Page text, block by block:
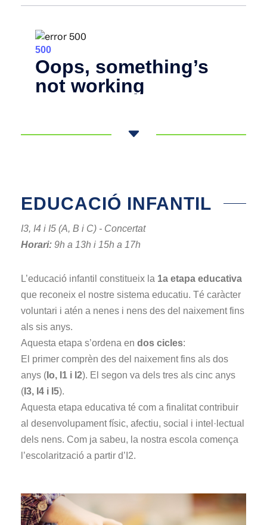
EDUCACIÓ INFANTIL
I3, I4 i I5 (A, B i C) - Concertat
Horari: 9h a 13h i 15h a 17h
L’educació infantil constitueix la 1a etapa educativa
que reconeix el nostre sistema educatiu. Té caràcter
voluntari i atén a nenes i nens des del naixement fins
als sis anys.
Aquesta etapa s’ordena en dos cicles:
El primer comprèn des del naixement fins als dos
anys ( Io, I1 i I2). El segon va dels tres als cinc anys
( I3, I4 i I5).
Aquesta etapa educativa té com a finalitat contribuir
al desenvolupament físic, afectiu, social i intel·lectual
dels nens. Com ja sabeu, la nostra escola comença
l’escolarització a partir d’I2.